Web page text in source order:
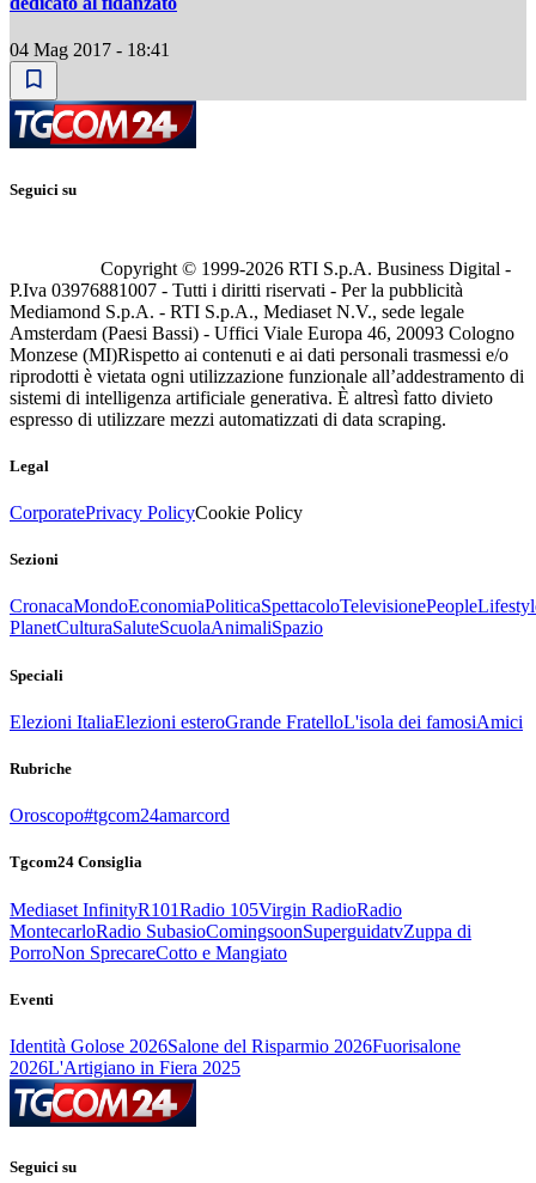
04 Mag 2017 - 18:41
Seguici su
Copyright © 1999-2026 RTI S.p.A. Business Digital -
P.Iva 03976881007 - Tutti i diritti riservati - Per la pubblicità
Mediamond S.p.A. - RTI S.p.A., Mediaset N.V., sede legale
Amsterdam (Paesi Bassi) - Uffici Viale Europa 46, 20093 Cologno
Monzese (MI)Rispetto ai contenuti e ai dati personali trasmessi e/o
riprodotti è vietata ogni utilizzazione funzionale all’addestramento di
sistemi di intelligenza artificiale generativa. È altresì fatto divieto
espresso di utilizzare mezzi automatizzati di data scraping.
Legal
CorporatePrivacy PolicyCookie Policy
Sezioni
CronacaMondoEconomiaPoliticaSpettacoloTelevisionePeople
PlanetCulturaSaluteScuolaAnimaliSpazio
Speciali
Elezioni ItaliaElezioni esteroGrande FratelloL'isola dei famosiAmici
Rubriche
Oroscopo#tgcom24amarcord
Tgcom24 Consiglia
Mediaset InfinityR101Radio 105Virgin RadioRadio
MontecarloRadio SubasioComingsoonSuperguidatvZuppa di
PorroNon SprecareCotto e Mangiato
Eventi
Identità Golose 2026Salone del Risparmio 2026Fuorisalone
2026L'Artigiano in Fiera 2025
Seguici su